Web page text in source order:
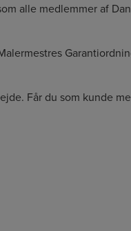
alle medlemmer af
Får du som kunde